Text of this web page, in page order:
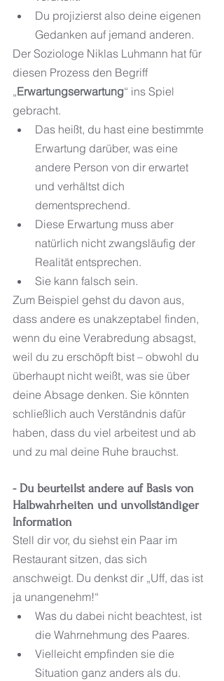
Du projizierst also deine eigenen
Gedanken auf jemand anderen.
Der Soziologe Niklas Luhmann hat für
diesen Prozess den Begriff
„Erwartungserwartung“ ins Spiel
gebracht.
Das heißt, du hast eine bestimmte
Erwartung darüber, was eine
andere Person von dir erwartet
und verhältst dich
dementsprechend.
Diese Erwartung muss aber
natürlich nicht zwangsläufig der
Realität entsprechen.
Sie kann falsch sein.
Zum Beispiel gehst du davon aus,
dass andere es unakzeptabel finden,
wenn du eine Verabredung absagst,
weil du zu erschöpft bist – obwohl du
überhaupt nicht weißt, was sie über
deine Absage denken. Sie könnten
schließlich auch Verständnis dafür
haben, dass du viel arbeitest und ab
und zu mal deine Ruhe brauchst.
- Du beurteilst andere auf Basis von
Halbwahrheiten und unvollständiger
Information
Stell dir vor, du siehst ein Paar im
Restaurant sitzen, das sich
anschweigt. Du denkst dir „Uff, das ist
ja unangenehm!“
Was du dabei nicht beachtest, ist
die Wahrnehmung des Paares.
Vielleicht empfinden sie die
Situation ganz anders als du.